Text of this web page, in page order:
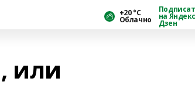
+20 °С
Облачно на
Дзен
или